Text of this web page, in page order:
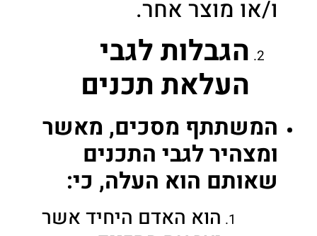
ו/או מוצר אחר.
הגבלות לגבי
העלאת תכנים
המשתתף מסכים, מאשר
ומצהיר לגבי התכנים
שאותם הוא העלה, כי:
הוא האדם היחיד אשר